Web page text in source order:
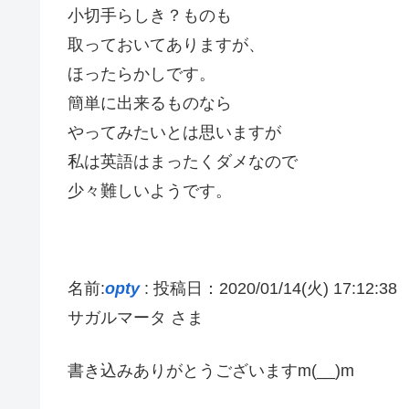
小切手らしき？ものも
取っておいてありますが、
ほったらかしです。
簡単に出来るものなら
やってみたいとは思いますが
私は英語はまったくダメなので
少々難しいようです。
名前:opty: 投稿日：2020/01/14(火) 17:12:38
サガルマータ さま
書き込みありがとうございますm(__)m